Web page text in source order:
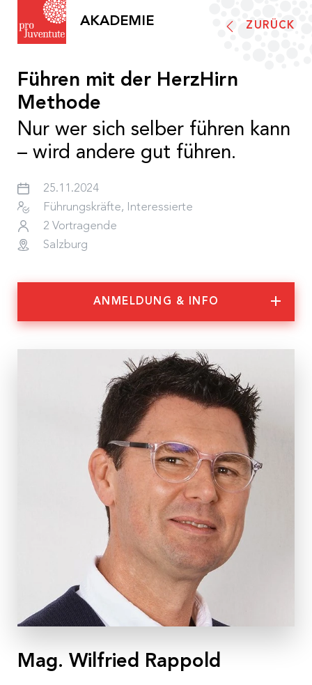
Akademieprogramm
Pro Juventute Akademie
Was wir tun
Team
Informationen
Teilnahmebedingungen
Barrierefreiheit
Anerkennung
Nachhaltigkeit
Partner:innen
Aktuelles und Presse
AKADEMIE ZURÜCK
Führen mit der HerzHirn
Methode
Nur wer sich selber führen kann
– wird andere gut führen.
25.11.2024
Führungskräfte, Interessierte
2 Vortragende
Salzburg
ANMELDUNG & INFO
Anmeldung & Informationen
Veranstaltungs-ID
Mo, 25.11.2024, 10:00 – 18:00 Uhr
Di, 26.11.2024, 9:00 – 17:00 Uhr
St. Virgil Salzburg, Ernst-Grein-Straße 14, 5026
Kosten
Mag. Wilfried Rappold